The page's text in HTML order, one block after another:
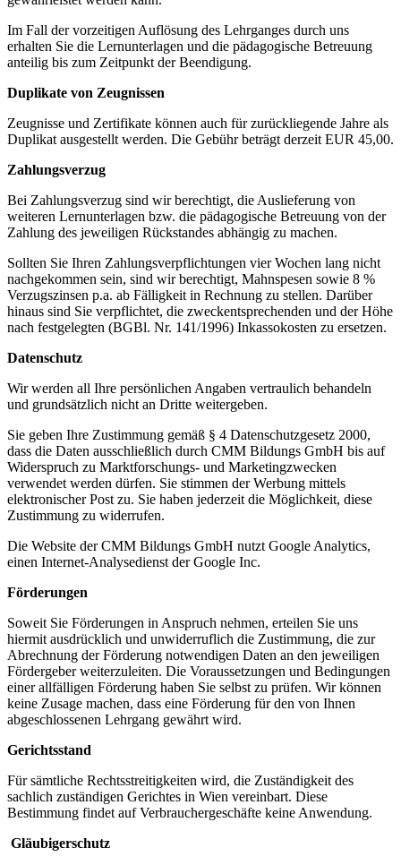
Im Fall der vorzeitigen Auflösung des Lehrganges durch uns
erhalten Sie die Lernunterlagen und die pädagogische Betreuung
anteilig bis zum Zeitpunkt der Beendigung.
Duplikate von Zeugnissen
Zeugnisse und Zertifikate können auch für zurückliegende Jahre als
Duplikat ausgestellt werden. Die Gebühr beträgt derzeit EUR 45,00.
Zahlungsverzug
Bei Zahlungsverzug sind wir berechtigt, die Auslieferung von
weiteren Lernunterlagen bzw. die pädagogische Betreuung von der
Zahlung des jeweiligen Rückstandes abhängig zu machen.
Sollten Sie Ihren Zahlungsverpflichtungen vier Wochen lang nicht
nachgekommen sein, sind wir berechtigt, Mahnspesen sowie 8 %
Verzugszinsen p.a. ab Fälligkeit in Rechnung zu stellen. Darüber
hinaus sind Sie verpflichtet, die zweck­entspre­chenden und der Höhe
nach festgelegten (BGBl. Nr. 141/1996) Inkassokosten zu ersetzen.
Datenschutz
Wir werden all Ihre persönlichen Angaben vertraulich behan­deln
und grundsätzlich nicht an Dritte weitergeben.
Sie geben Ihre Zustimmung gemäß § 4 Datenschutz­gesetz 2000,
dass die Daten ausschließlich durch CMM Bildungs GmbH bis auf
Widerspruch zu Marktforschungs- und Marketingzwecken
verwendet werden dürfen. Sie stimmen der Werbung mittels
elektroni­scher Post zu. Sie haben jederzeit die Möglichkeit, diese
Zustimmung zu wider­rufen.
Die Website der CMM Bildungs GmbH nutzt Google Analytics,
einen Internet-Analysedienst der Google Inc.
Förderungen
Soweit Sie Förderungen in Anspruch nehmen, erteilen Sie uns
hiermit ausdrücklich und unwiderruflich die Zustimmung, die zur
Abrechnung der Förderung notwendigen Daten an den jeweiligen
Fördergeber weiterzuleiten. Die Vorausset­zungen und Bedingungen
einer allfälligen Förderung haben Sie selbst zu prüfen. Wir können
keine Zusage machen, dass eine Förderung für den von Ihnen
abgeschlossenen Lehrgang gewährt wird.
Gerichtsstand
Für sämtliche Rechtsstreitigkeiten wird, die Zuständigkeit des
sachlich zuständigen Gerichtes in Wien vereinbart. Diese
Bestimmung findet auf Verbrauchergeschäfte keine Anwen­dung.
Gläubigerschutz